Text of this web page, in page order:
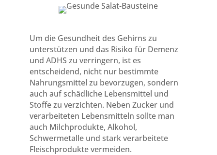
Um die Gesundheit des Gehirns zu
unterstützen und das Risiko für Demenz
und ADHS zu verringern, ist es
entscheidend, nicht nur bestimmte
Nahrungsmittel zu bevorzugen, sondern
auch auf schädliche Lebensmittel und
Stoffe zu verzichten. Neben Zucker und
verarbeiteten Lebensmitteln sollte man
auch Milchprodukte, Alkohol,
Schwermetalle und stark verarbeitete
Fleischprodukte vermeiden.